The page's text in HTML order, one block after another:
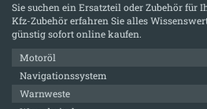
Sie suchen ein Ersatzteil oder Zubehör für
Kfz-Zubehörerfahren Sie alles
günstig sofort online kaufen.
Motoröl
Navigationssystem
Warnweste